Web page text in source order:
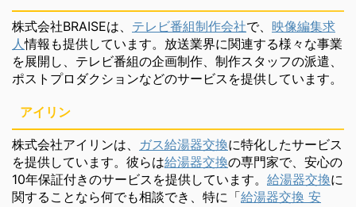
株式会社BRAISEは、 テレビ番組制作会社で、 映像編集求
人情報も提供しています。放送業界に関連する様々な事業
を展開し、テレビ番組の企画制作、制作スタッフの派遣、
ポストプロダクションなどのサービスを提供しています。
アイリン
株式会社アイリンは、 ガス給湯器交換に特化したサービス
を提供しています。彼らは給湯器交換の専門家で、安心の
10年保証付きのサービスを提供しています。 給湯器交換に
関することなら何でも相談でき、特に「給湯器交換 安